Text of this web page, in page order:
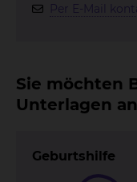
Per E-Mail
Sie möchten
Unterlagen
Geburtshilfe